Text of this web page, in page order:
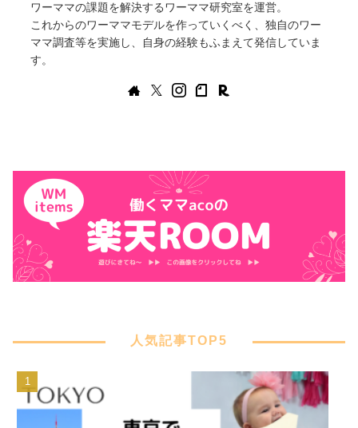
ワーママの課題を解決するワーママ研究室を運営。
これからのワーママモデルを作っていくべく、独自のワー
ママ調査等を実施し、自身の経験もふまえて発信していま
す。
人気記事TOP5